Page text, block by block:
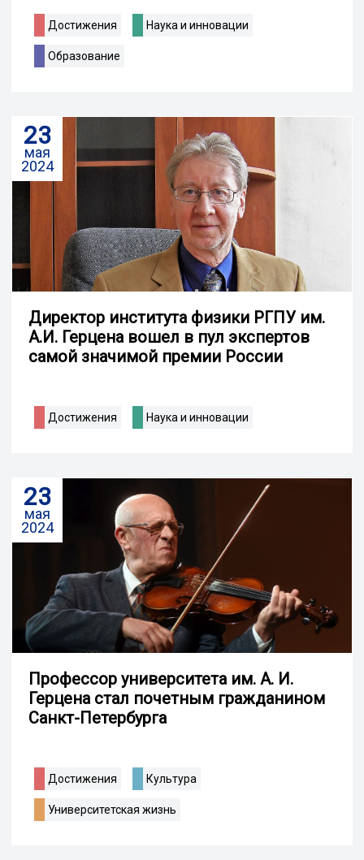
Достижения Наука и инновации
Образование
23
мая
2024
Директор института физики РГПУ им.
А.И. Герцена вошел в пул экспертов
самой значимой премии России
Достижения Наука и инновации
23
мая
2024
Профессор университета им. А. И.
Герцена стал почетным гражданином
Санкт-Петербурга
Достижения Культура
Университетская жизнь